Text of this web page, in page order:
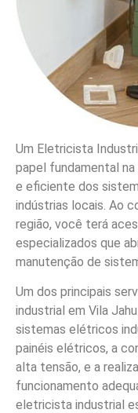
Um Eletricista
papel fundamental
e eficiente dos
indústrias locais. Ao
região, você terá
especializados que
manutenção de
Um dos principais
industrial em Vila
sistemas elétricos
painéis elétricos, a
alta tensão, e a
funcionamento
eletricista industrial